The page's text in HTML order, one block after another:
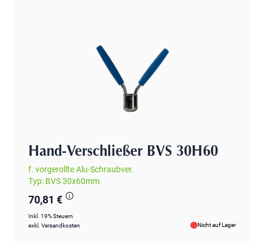
Hand-Verschließer BVS 30H60
f. vorgerollte Alu-Schraubver.
Typ: BVS 30x60mm
70,81 €
Inkl. 19% Steuern
exkl. Versandkosten Nicht auf Lager